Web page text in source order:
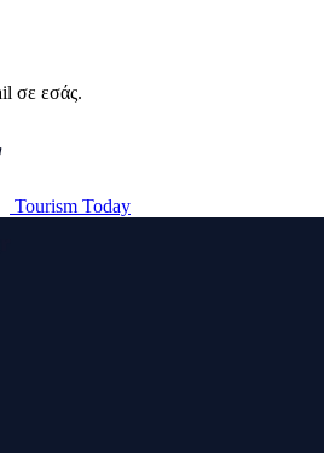
σε εσάς.
Tourism Today